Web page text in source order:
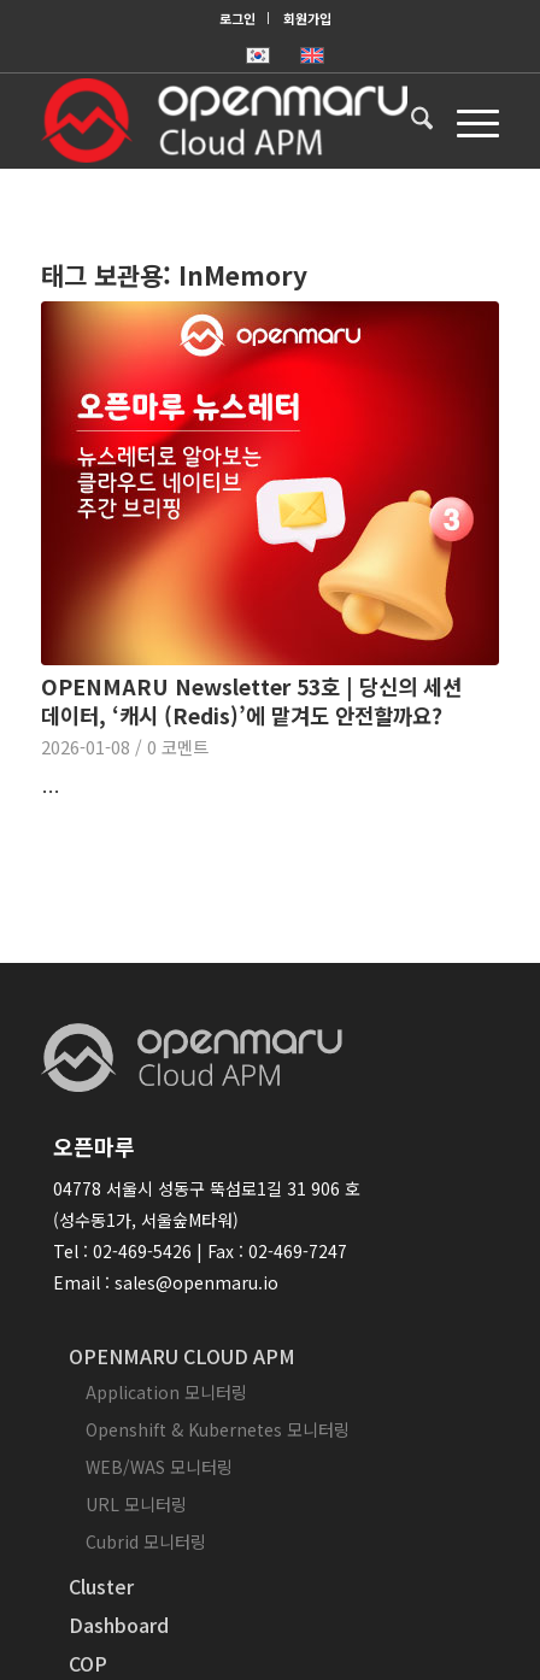
로그인 회원가입
태그 보관용: InMemory
OPENMARU Newsletter 53호 | 당신의 세션
데이터, ‘캐시 (Redis)’에 맡겨도 안전할까요?
2026-01-08 / 0 코멘트
…
오픈마루
04778 서울시 성동구 뚝섬로1길 31 906 호
(성수동1가, 서울숲M타워)
Tel : 02-469-5426 | Fax : 02-469-7247
Email : sales@openmaru.io
OPENMARU CLOUD APM
Application 모니터링
Openshift & Kubernetes 모니터링
WEB/WAS 모니터링
URL 모니터링
Cubrid 모니터링
Cluster
Dashboard
COP